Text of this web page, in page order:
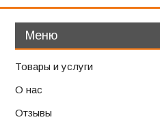
Товары и услуги
О нас
Отзывы